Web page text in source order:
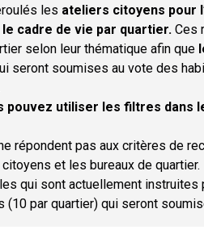
les ateliers citoyens pour
cadre de vie par quartier. Ces
selon leur thématique afin que
soumises au vote des
utiliser les filtres dans
répondent pas aux critères de
et les bureaux de quartier.
qui sont actuellement instruites
par quartier) qui seront